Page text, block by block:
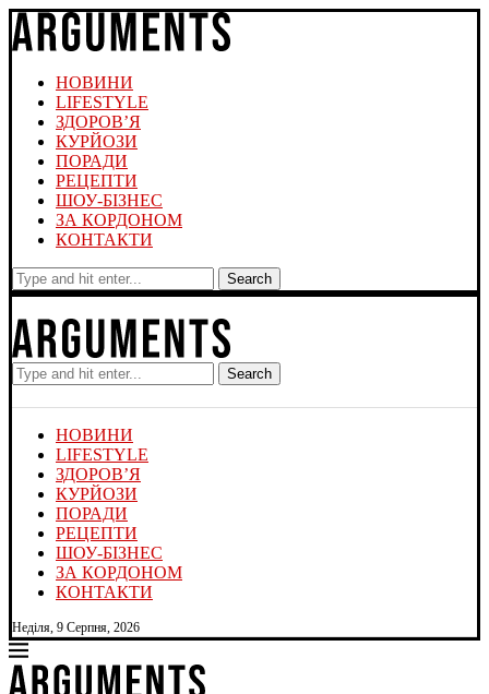
НОВИНИ
LIFESTYLE
ЗДОРОВ’Я
КУРЙОЗИ
ПОРАДИ
РЕЦЕПТИ
ШОУ-БІЗНЕС
ЗА КОРДОНОМ
КОНТАКТИ
Search
Search
НОВИНИ
LIFESTYLE
ЗДОРОВ’Я
КУРЙОЗИ
ПОРАДИ
РЕЦЕПТИ
ШОУ-БІЗНЕС
ЗА КОРДОНОМ
КОНТАКТИ
Неділя, 9 Серпня, 2026